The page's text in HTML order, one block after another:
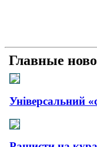
Главные
Універсальний